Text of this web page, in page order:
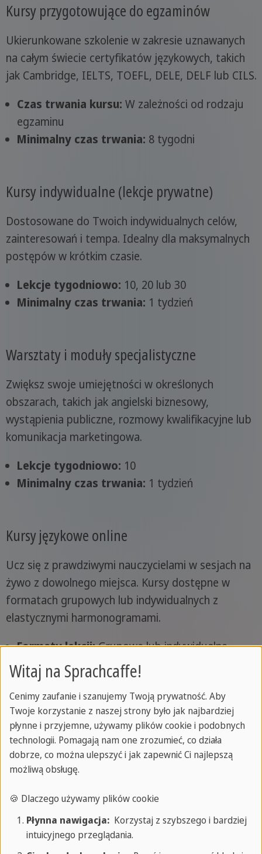
Kursy przygotowujące do egzaminów
Ukierunkowane szkolenie w zakresie uznawanych
na całym świecie certyfikatów językowych, takich
jak Cambridge, IELTS, TOEFL, DELE, DELF lub CILS.
Czas trwania kursu: W zależności od rodzaju
egzaminu
Minimalny czas trwania: 8 tygodni
Kursy indywidualne (lekcje prywatne)
Dostosowane do Twoich indywidualnych celów,
zainteresowań i tempa. Idealny dla maksymalnych
postępów w krótkim czasie.
Lekcje tygodniowo: 10, 20 lub 30
Minimalny czas trwania: 1 tydzień
Warsztaty i moduły specjalistyczne
Zwiększ swoje umiejętności w określonych
obszarach, takich jak angielski biznesowy,
wystąpienia publiczne, rozmowy kwalifikacyjne lub
komunikacja marketingowa.
Lekcje tygodniowo: 10
Minimalny czas trwania: 1 tydzień
Kursy językowe online
Ucz się z prawdziwymi nauczycielami w sesjach na
żywo z dowolnego miejsca. Kursy dostępne w
formatach grupowych lub indywidualnych z
elastycznymi harmonogramami.
Formaty lekcji:Grupowe lub indywidualne
Minimalny czas trwania:
Witaj na Sprachcaffe!
Cenimy zaufanie i szanujemy Twoją prywatność. Aby
Twoje korzystanie z naszej strony było jak najbardziej
płynne i przyjemne, używamy plików cookie i podobnych
technologii. Pomagają nam one zrozumieć, co działa
dobrze, co można ulepszyć i jak zapewnić Ci najlepszą
możliwą obsługę.
🍪 Dlaczego używamy plików cookie
Płynna nawigacja:Korzystaj z szybszego i bardziej
intuicyjnego przeglądania.